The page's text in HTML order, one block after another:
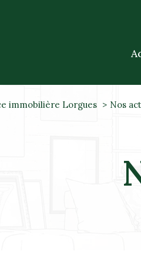
immobilière Lorgues Nos